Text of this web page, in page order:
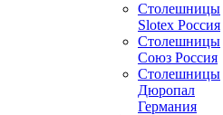
Столешницы
Slotex Россия
Столешницы
Союз Россия
Столешницы
Дюропал
Германия